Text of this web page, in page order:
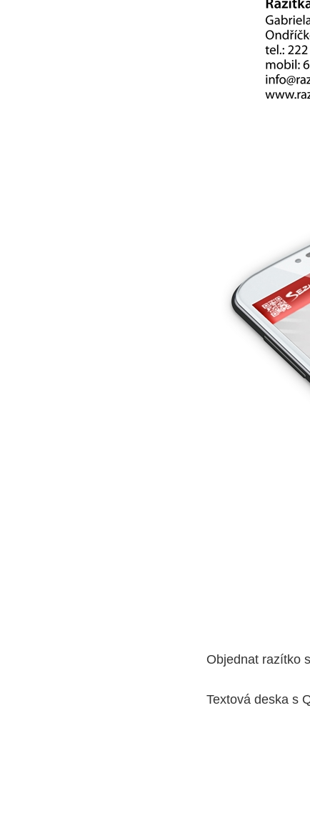
Textová deska s
Objednat razítko